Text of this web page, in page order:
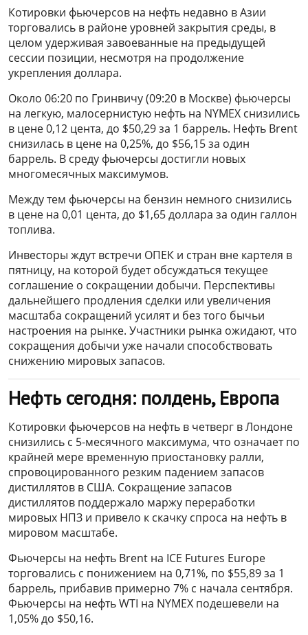
Котировки фьючерсов на нефть недавно в Азии
торговались в районе уровней закрытия среды, в
целом удерживая завоеванные на предыдущей
сессии позиции, несмотря на продолжение
укрепления доллара.
Около 06:20 по Гринвичу (09:20 в Москве) фьючерсы
на легкую, малосернистую нефть на NYMEX снизились
в цене 0,12 цента, до $50,29 за 1 баррель. Нефть Brent
снизилась в цене на 0,25%, до $56,15 за один
баррель. В среду фьючерсы достигли новых
многомесячных максимумов.
Между тем фьючерсы на бензин немного снизились
в цене на 0,01 цента, до $1,65 доллара за один галлон
топлива.
Инвесторы ждут встречи ОПЕК и стран вне картеля в
пятницу, на которой будет обсуждаться текущее
соглашение о сокращении добычи. Перспективы
дальнейшего продления сделки или увеличения
масштаба сокращений усилят и без того бычьи
настроения на рынке. Участники рынка ожидают, что
сокращения добычи уже начали способствовать
снижению мировых запасов.
Нефть сегодня: полдень, Европа
Котировки фьючерсов на нефть в четверг в Лондоне
снизились с 5-месячного максимума, что означает по
крайней мере временную приостановку ралли,
спровоцированного резким падением запасов
дистиллятов в США. Сокращение запасов
дистиллятов поддержало маржу переработки
мировых НПЗ и привело к скачку спроса на нефть в
мировом масштабе.
Фьючерсы на нефть Brent на ICE Futures Europe
торговались с понижением на 0,71%, по $55,89 за 1
баррель, прибавив примерно 7% с начала сентября.
Фьючерсы на нефть WTI на NYMEX подешевели на
1,05% до $50,16.